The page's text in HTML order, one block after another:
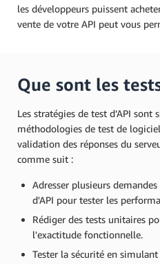
les développeurs puissent
vente de votre API peut vous
Que sont les
Les stratégies de test d’API sont
méthodologies de test de
validation des réponses du
comme suit :
Adresser plusieurs
d'API pour tester les
Rédiger des tests unitaires
l'exactitude fonctionnelle.
Tester la sécurité en